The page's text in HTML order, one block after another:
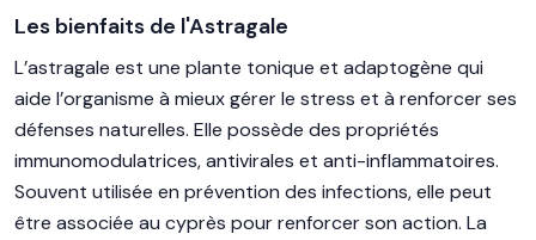
Les bienfaits de l'Astragale
L’astragale est une plante tonique et adaptogène qui
aide l’organisme à mieux gérer le stress et à renforcer ses
défenses naturelles. Elle possède des propriétés
immunomodulatrices, antivirales et anti-inflammatoires.
Souvent utilisée en prévention des infections, elle peut
être associée au cyprès pour renforcer son action. La